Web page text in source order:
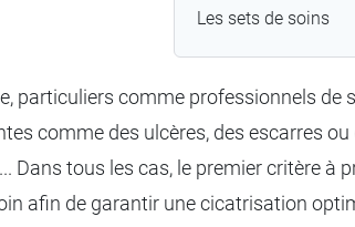
Les sets de soins
particuliers comme professionnels de
comme des ulcères, des escarres
Dans tous les cas, le premier critère à
afin de garantir une cicatrisation